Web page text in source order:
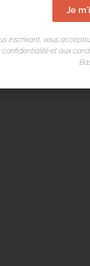
Je
inscrivant, vous
confidentialité et aux